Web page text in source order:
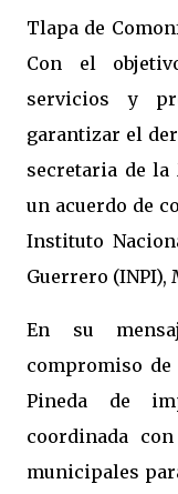
Tlapa de
Con el
servicios y
garantizar el
secretaria de
un acuerdo de
Instituto
Guerrero (INPI),
En su
compromiso de
Pineda de
coordinada
municipales